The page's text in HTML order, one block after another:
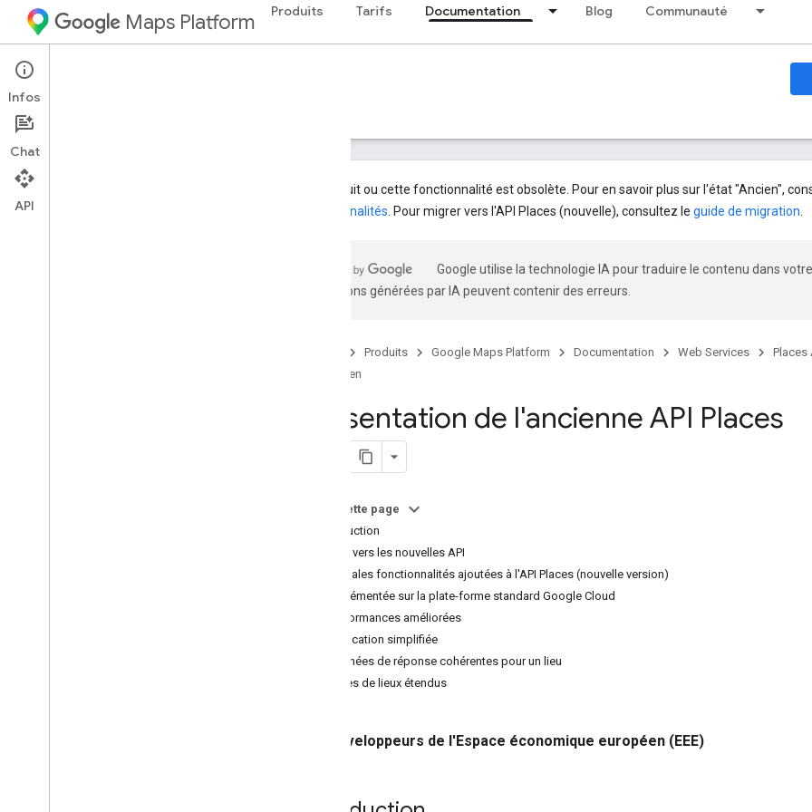
Maps Platform Produits Tarifs Documentation Blog Communauté
Web Services
Guides
Ce produit ou cette fonctionnalité est obsolète. Pour en savoir plus sur l'état "Ancien",
fonctionnalités . Pour migrer vers l'API Places (nouvelle), consultez le guide de migration
Google utilise la technologie IA pour traduire le contenu dans
traductions générées par IA peuvent contenir des erreurs.
Produits Google Maps Platform Documentation Web Services
Places
Ancien
Présentation de l'ancienne API Places
Sur cette page
Introduction
Migrer vers les nouvelles API
Principales fonctionnalités ajoutées à l'API Places (nouvelle version)
Implémentée sur la plate-forme standard Google Cloud
Performances améliorées
Tarification simplifiée
Données de réponse cohérentes pour un lieu
Types de lieux étendus
Développeurs de l'Espace économique européen (EEE)
Infos
Chat
API